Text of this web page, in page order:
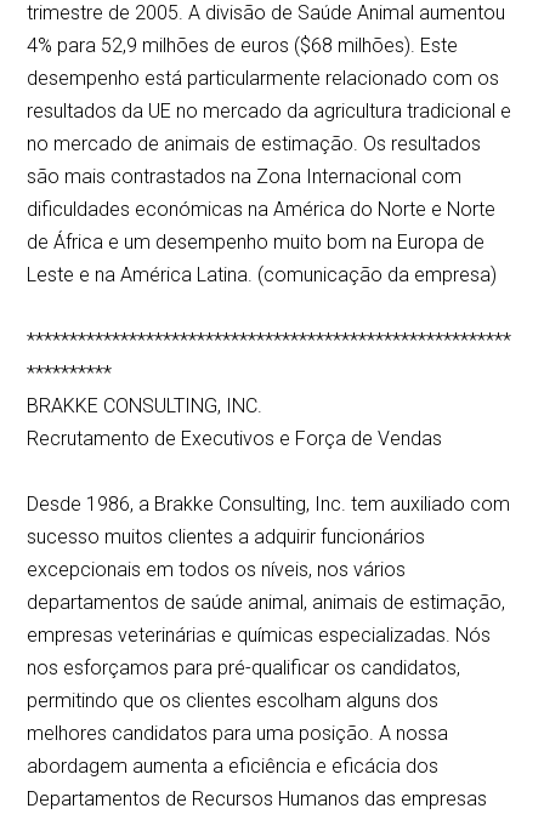
trimestre de 2005. A divisão de Saúde Animal aumentou
4% para 52,9 milhões de euros ($68 milhões). Este
desempenho está particularmente relacionado com os
resultados da UE no mercado da agricultura tradicional e
no mercado de animais de estimação. Os resultados
são mais contrastados na Zona Internacional com
dificuldades económicas na América do Norte e Norte
de África e um desempenho muito bom na Europa de
Leste e na América Latina. (comunicação da empresa)
*********************************************************
**********
BRAKKE CONSULTING, INC.
Recrutamento de Executivos e Força de Vendas
Desde 1986, a Brakke Consulting, Inc. tem auxiliado com
sucesso muitos clientes a adquirir funcionários
excepcionais em todos os níveis, nos vários
departamentos de saúde animal, animais de estimação,
empresas veterinárias e químicas especializadas. Nós
nos esforçamos para pré-qualificar os candidatos,
permitindo que os clientes escolham alguns dos
melhores candidatos para uma posição. A nossa
abordagem aumenta a eficiência e eficácia dos
Departamentos de Recursos Humanos das empresas